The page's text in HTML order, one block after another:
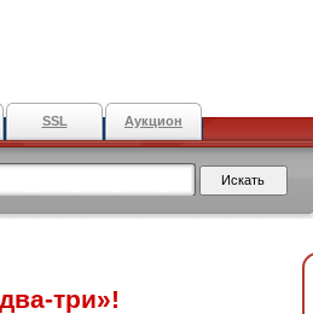
SSL Аукцион
три»!